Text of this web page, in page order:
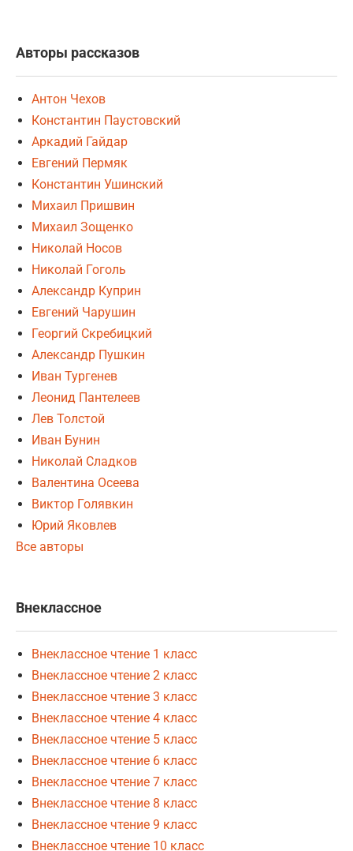
Авторы рассказов
Антон Чехов
Константин Паустовский
Аркадий Гайдар
Евгений Пермяк
Константин Ушинский
Михаил Пришвин
Михаил Зощенко
Николай Носов
Николай Гоголь
Александр Куприн
Евгений Чарушин
Георгий Скребицкий
Александр Пушкин
Иван Тургенев
Леонид Пантелеев
Лев Толстой
Иван Бунин
Николай Сладков
Валентина Осеева
Виктор Голявкин
Юрий Яковлев
Все авторы
Внеклассное
Внеклассное чтение 1 класс
Внеклассное чтение 2 класс
Внеклассное чтение 3 класс
Внеклассное чтение 4 класс
Внеклассное чтение 5 класс
Внеклассное чтение 6 класс
Внеклассное чтение 7 класс
Внеклассное чтение 8 класс
Внеклассное чтение 9 класс
Внеклассное чтение 10 класс